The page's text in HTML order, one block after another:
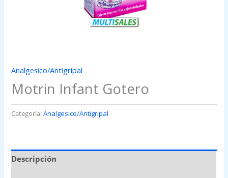
Analgesico/Antigripal
Motrin Infant Gotero
Categoría:Analgesico/Antigripal
Descripción